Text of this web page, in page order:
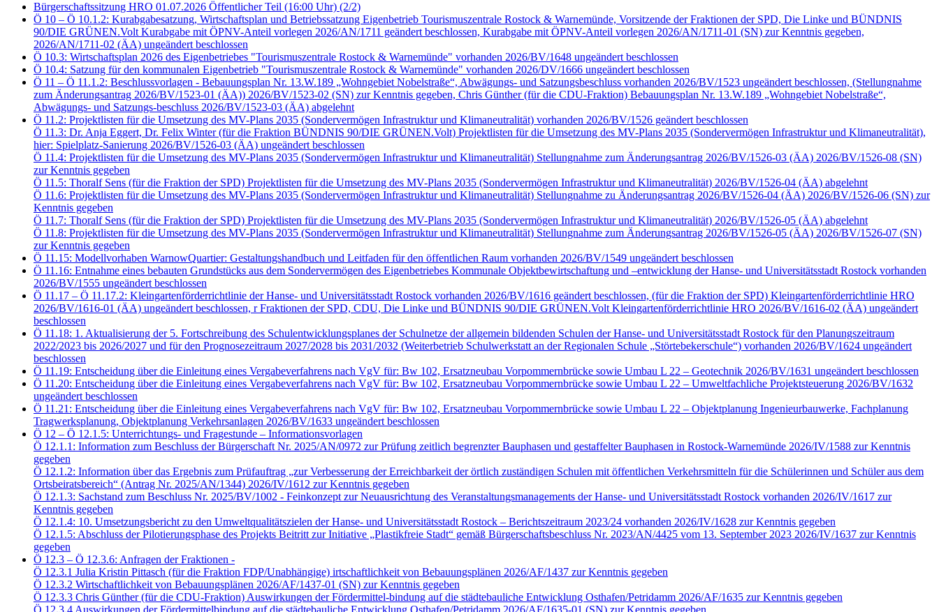
Bürgerschaftssitzung HRO 01.07.2026 Öffentlicher Teil (16:00 Uhr) (2/2)
Ö 10 – Ö 10.1.2: Kurabgabesatzung, Wirtschaftsplan und Betriebssatzung Eigenbetrieb Tourismuszentrale Rostock & Warnemünde, Vorsitzende der Fraktionen der SPD, Die Linke und BÜNDNIS
90/DIE GRÜNEN.Volt Kurabgabe mit ÖPNV-Anteil vorlegen 2026/AN/1711 geändert beschlossen, Kurabgabe mit ÖPNV-Anteil vorlegen 2026/AN/1711-01 (SN) zur Kenntnis gegeben,
2026/AN/1711-02 (ÄA) ungeändert beschlossen
Ö 10.3: Wirtschaftsplan 2026 des Eigenbetriebes "Tourismuszentrale Rostock & Warnemünde" vorhanden 2026/BV/1648 ungeändert beschlossen
Ö 10.4: Satzung für den kommunalen Eigenbetrieb "Tourismuszentrale Rostock & Warnemünde" vorhanden 2026/DV/1666 ungeändert beschlossen
Ö 11 – Ö 11.1.2: Beschlussvorlagen - Bebauungsplan Nr. 13.W.189 „Wohngebiet Nobelstraße“, Abwägungs- und Satzungsbeschluss vorhanden 2026/BV/1523 ungeändert beschlossen, (Stellungnahme
zum Änderungsantrag 2026/BV/1523-01 (ÄA)) 2026/BV/1523-02 (SN) zur Kenntnis gegeben, Chris Günther (für die CDU-Fraktion) Bebauungsplan Nr. 13.W.189 „Wohngebiet Nobelstraße“,
Abwägungs- und Satzungs-beschluss 2026/BV/1523-03 (ÄA) abgelehnt
Ö 11.2: Projektlisten für die Umsetzung des MV-Plans 2035 (Sondervermögen Infrastruktur und Klimaneutralität) vorhanden 2026/BV/1526 geändert beschlossen
Ö 11.3: Dr. Anja Eggert, Dr. Felix Winter (für die Fraktion BÜNDNIS 90/DIE GRÜNEN.Volt) Projektlisten für die Umsetzung des MV-Plans 2035 (Sondervermögen Infrastruktur und Klimaneutralität),
hier: Spielplatz-Sanierung 2026/BV/1526-03 (ÄA) ungeändert beschlossen
Ö 11.4: Projektlisten für die Umsetzung des MV-Plans 2035 (Sondervermögen Infrastruktur und Klimaneutralität) Stellungnahme zum Änderungsantrag 2026/BV/1526-03 (ÄA) 2026/BV/1526-08 (SN)
zur Kenntnis gegeben
Ö 11.5: Thoralf Sens (für die Fraktion der SPD) Projektlisten für die Umsetzung des MV-Plans 2035 (Sondervermögen Infrastruktur und Klimaneutralität) 2026/BV/1526-04 (ÄA) abgelehnt
Ö 11.6: Projektlisten für die Umsetzung des MV-Plans 2035 (Sondervermögen Infrastruktur und Klimaneutralität) Stellungnahme zu Änderungsantrag 2026/BV/1526-04 (ÄA) 2026/BV/1526-06 (SN) zur
Kenntnis gegeben
Ö 11.7: Thoralf Sens (für die Fraktion der SPD) Projektlisten für die Umsetzung des MV-Plans 2035 (Sondervermögen Infrastruktur und Klimaneutralität) 2026/BV/1526-05 (ÄA) abgelehnt
Ö 11.8: Projektlisten für die Umsetzung des MV-Plans 2035 (Sondervermögen Infrastruktur und Klimaneutralität) Stellungnahme zum Änderungsantrag 2026/BV/1526-05 (ÄA) 2026/BV/1526-07 (SN)
zur Kenntnis gegeben
Ö 11.15: Modellvorhaben WarnowQuartier: Gestaltungshandbuch und Leitfaden für den öffentlichen Raum vorhanden 2026/BV/1549 ungeändert beschlossen
Ö 11.16: Entnahme eines bebauten Grundstücks aus dem Sondervermögen des Eigenbetriebes Kommunale Objektbewirtschaftung und –entwicklung der Hanse- und Universitätsstadt Rostock vorhanden
2026/BV/1555 ungeändert beschlossen
Ö 11.17 – Ö 11.17.2: Kleingartenförderrichtlinie der Hanse- und Universitätsstadt Rostock vorhanden 2026/BV/1616 geändert beschlossen, (für die Fraktion der SPD) Kleingartenförderrichtlinie HRO
2026/BV/1616-01 (ÄA) ungeändert beschlossen, r Fraktionen der SPD, CDU, Die Linke und BÜNDNIS 90/DIE GRÜNEN.Volt Kleingartenförderrichtlinie HRO 2026/BV/1616-02 (ÄA) ungeändert
beschlossen
Ö 11.18: 1. Aktualisierung der 5. Fortschreibung des Schulentwicklungsplanes der Schulnetze der allgemein bildenden Schulen der Hanse- und Universitätsstadt Rostock für den Planungszeitraum
2022/2023 bis 2026/2027 und für den Prognosezeitraum 2027/2028 bis 2031/2032 (Weiterbetrieb Schulwerkstatt an der Regionalen Schule „Störtebekerschule“) vorhanden 2026/BV/1624 ungeändert
beschlossen
Ö 11.19: Entscheidung über die Einleitung eines Vergabeverfahrens nach VgV für: Bw 102, Ersatzneubau Vorpommernbrücke sowie Umbau L 22 – Geotechnik 2026/BV/1631 ungeändert beschlossen
Ö 11.20: Entscheidung über die Einleitung eines Vergabeverfahrens nach VgV für: Bw 102, Ersatzneubau Vorpommernbrücke sowie Umbau L 22 – Umweltfachliche Projektsteuerung 2026/BV/1632
ungeändert beschlossen
Ö 11.21: Entscheidung über die Einleitung eines Vergabeverfahrens nach VgV für: Bw 102, Ersatzneubau Vorpommernbrücke sowie Umbau L 22 – Objektplanung Ingenieurbauwerke, Fachplanung
Tragwerksplanung, Objektplanung Verkehrsanlagen 2026/BV/1633 ungeändert beschlossen
Ö 12 – Ö 12.1.5: Unterrichtungs- und Fragestunde – Informationsvorlagen
Ö 12.1.1: Information zum Beschluss der Bürgerschaft Nr. 2025/AN/0972 zur Prüfung zeitlich begrenzter Bauphasen und gestaffelter Bauphasen in Rostock-Warnemünde 2026/IV/1588 zur Kenntnis
gegeben
Ö 12.1.2: Information über das Ergebnis zum Prüfauftrag „zur Verbesserung der Erreichbarkeit der örtlich zuständigen Schulen mit öffentlichen Verkehrsmitteln für die Schülerinnen und Schüler aus dem
Ortsbeiratsbereich“ (Antrag Nr. 2025/AN/1344) 2026/IV/1612 zur Kenntnis gegeben
Ö 12.1.3: Sachstand zum Beschluss Nr. 2025/BV/1002 - Feinkonzept zur Neuausrichtung des Veranstaltungsmanagements der Hanse- und Universitätsstadt Rostock vorhanden 2026/IV/1617 zur
Kenntnis gegeben
Ö 12.1.4: 10. Umsetzungsbericht zu den Umweltqualitätszielen der Hanse- und Universitätsstadt Rostock – Berichtszeitraum 2023/24 vorhanden 2026/IV/1628 zur Kenntnis gegeben
Ö 12.1.5: Abschluss der Pilotierungsphase des Projekts Beitritt zur Initiative „Plastikfreie Stadt“ gemäß Bürgerschaftsbeschluss Nr. 2023/AN/4425 vom 13. September 2023 2026/IV/1637 zur Kenntnis
gegeben
Ö 12.3 – Ö 12.3.6: Anfragen der Fraktionen -
Ö 12.3.1 Julia Kristin Pittasch (für die Fraktion FDP/Unabhängige) irtschaftlichkeit von Bebauungsplänen 2026/AF/1437 zur Kenntnis gegeben
Ö 12.3.2 Wirtschaftlichkeit von Bebauungsplänen 2026/AF/1437-01 (SN) zur Kenntnis gegeben
Ö 12.3.3 Chris Günther (für die CDU-Fraktion) Auswirkungen der Fördermittel-bindung auf die städtebauliche Entwicklung Osthafen/Petridamm 2026/AF/1635 zur Kenntnis gegeben
Ö 12.3.4 Auswirkungen der Fördermittelbindung auf die städtebauliche Entwicklung Osthafen/Petridamm 2026/AF/1635-01 (SN) zur Kenntnis gegeben